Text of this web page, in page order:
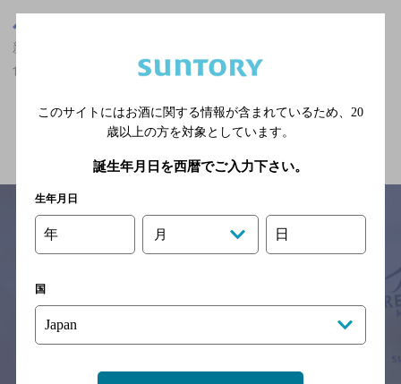
新王寺駅(奈良県)周辺500m,マスターズドリームが飲める,深夜まで
食事のできるお店,10,000円以上のお店
関連ページ
※それぞれのお店のメニューや営業時間などの掲載情報については、
予告なしに変更されることがありますので、
念のためお店にご確認の上ご来店くださいますようお願い申し上げま
情報提供：ぐるなび
このサイトにはお酒に関する情報が含まれているため、 20
歳以上の方を対象としています。
誕生年月日を西暦でご入力下さい。
生年月日
年 月 日
国